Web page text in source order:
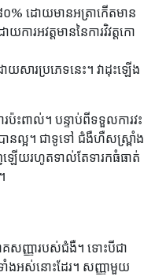
% ដោយមានអត្រាកើតមាន
រអវត្តមាននៃការវិវត្តកោ
យសារប្រភេទនេះ។ វាដុះឡើង
ប៉ះពាល់។ បន្ទាប់ពីទទួលការវះ
ានល្អ។ ជាទូទៅ ជំងឺហឺសស្ព្រាំង
ឡើយរហូតទាល់តែទារកធំធាត់
គសញ្ញារបស់ជំងឺ។ ទោះបីជា
ាំងអស់នោះដែរ។ សញ្ញាមួយ